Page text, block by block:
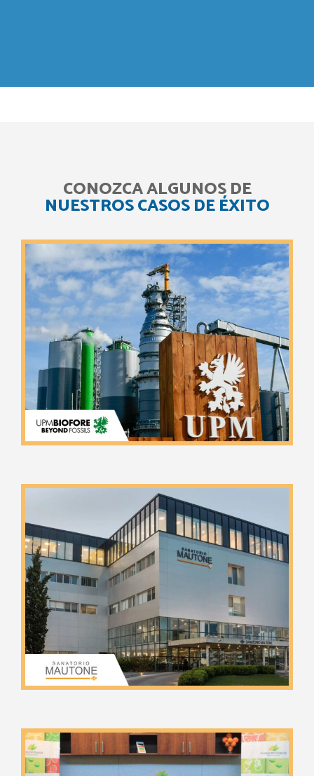
CONOZCA ALGUNOS DE
NUESTROS CASOS DE ÉXITO